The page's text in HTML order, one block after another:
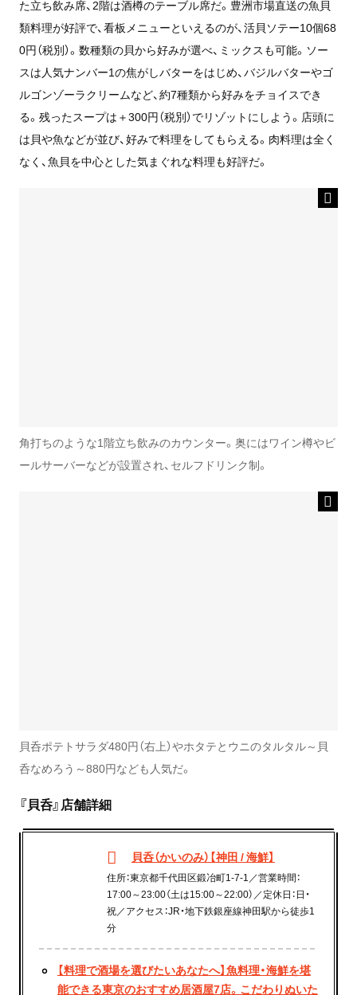
た立ち飲み席、2階は酒樽のテーブル席だ。豊洲市場直送の魚貝
類料理が好評で、看板メニューといえるのが、活貝ソテー10個68
0円（税別）。数種類の貝から好みが選べ、ミックスも可能。ソー
スは人気ナンバー1の焦がしバターをはじめ、バジルバターやゴ
ルゴンゾーラクリームなど、約7種類から好みをチョイスでき
る。残ったスープは＋300円（税別）でリゾットにしよう。店頭に
は貝や魚などが並び、好みで料理をしてもらえる。肉料理は全く
なく、魚貝を中心とした気まぐれな料理も好評だ。
角打ちのような1階立ち飲みのカウンター。奥にはワイン樽やビ
ールサーバーなどが設置され、セルフドリンク制。
貝呑ポテトサラダ480円（右上）やホタテとウニのタルタル～貝
呑なめろう～880円なども人気だ。
『貝呑』店舗詳細
貝呑（かいのみ）【神田 / 海鮮】
住所：東京都千代田区鍛冶町1-7-1／営業時間：
17:00～23:00（土は15:00～22:00）／定休日：日・
祝／アクセス：JR・地下鉄銀座線神田駅から徒歩1
分
【料理で酒場を選びたいあなたへ】魚料理・海鮮を堪
能できる東京のおすすめ居酒屋7店。こだわりぬいた